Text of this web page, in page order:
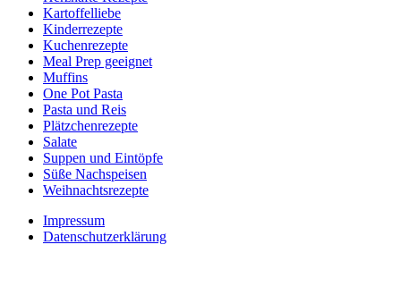
Kartoffelliebe
Kinderrezepte
Kuchenrezepte
Meal Prep geeignet
Muffins
One Pot Pasta
Pasta und Reis
Plätzchenrezepte
Salate
Suppen und Eintöpfe
Süße Nachspeisen
Weihnachtsrezepte
Impressum
Datenschutzerklärung